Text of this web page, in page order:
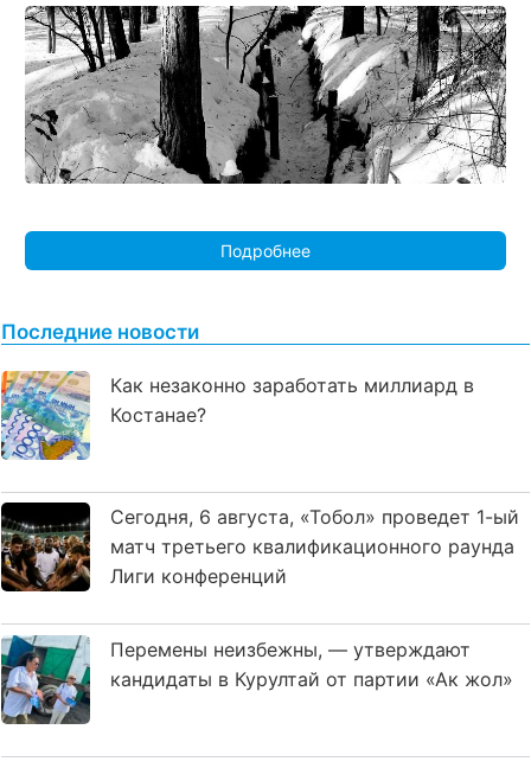
Подробнее
Последние новости
Как незаконно заработать миллиард в
Костанае?
Сегодня, 6 августа, «Тобол» проведет 1-ый
матч третьего квалификационного раунда
Лиги конференций
Перемены неизбежны, — утверждают
кандидаты в Курултай от партии «Ак жол»